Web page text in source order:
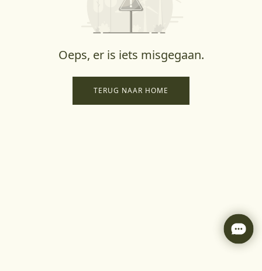
Oeps, er is iets misgegaan.
TERUG NAAR HOME